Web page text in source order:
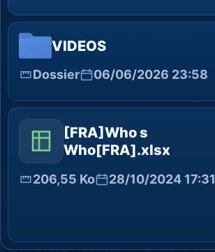
VIDEOS
Dossier 06/06/2026 23:58
[FRA]Who s
Who[FRA].xlsx
206,55 Ko 28/10/2024 17:31